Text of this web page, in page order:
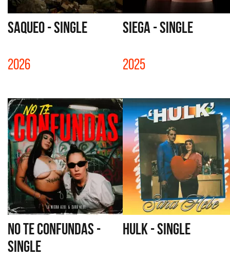
SAQUEO - SINGLE
2026
SIEGA - SINGLE
2025
NO TE CONFUNDAS -
SINGLE
HULK - SINGLE